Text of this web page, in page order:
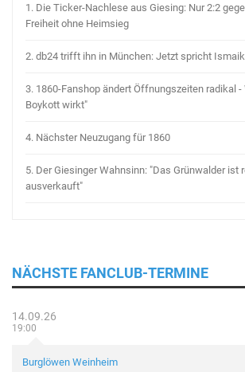
1. Die Ticker-Nachlese aus Giesing: Nur 2:2
Freiheit ohne Heimsieg
2. db24 trifft ihn in München: Jetzt spricht
3. 1860-Fanshop ändert Öffnungszeiten radikal -
Boykott wirkt"
4. Nächster Neuzugang für 1860
5. Der Giesinger Wahnsinn: "Das Grünwalder ist
ausverkauft"
NÄCHSTE FANCLUB-TERMINE
14.09.26
19:00
Burglöwen Weinheim